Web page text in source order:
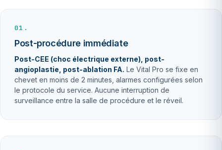
01.
Post-procédure immédiate
Post-CEE (choc électrique externe), post-
angioplastie, post-ablation FA. Le Vital Pro se fixe en
chevet en moins de 2 minutes, alarmes configurées selon
le protocole du service. Aucune interruption de
surveillance entre la salle de procédure et le réveil.